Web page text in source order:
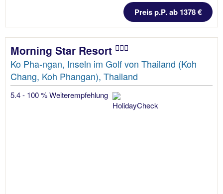
Preis p.P. ab 1378 €
Morning Star Resort
Ko Pha-ngan, Inseln im Golf von Thailand (Koh
Chang, Koh Phangan), Thailand
5.4 - 100 % Weiterempfehlung